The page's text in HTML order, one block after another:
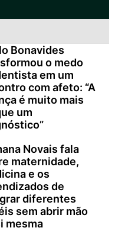
Bonavides
o medo
em um
com afeto: “A
é muito mais
um
Novais fala
maternidade,
e os
de
diferentes
sem abrir mão
mesma